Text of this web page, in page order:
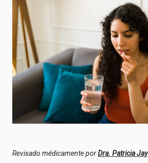
Revisado médicamente porDra. Patricia Jay